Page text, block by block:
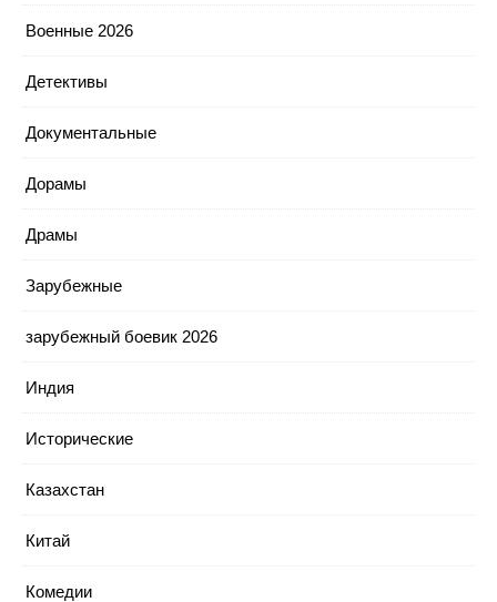
Военные 2026
Детективы
Документальные
Дорамы
Драмы
Зарубежные
зарубежный боевик 2026
Индия
Исторические
Казахстан
Китай
Комедии